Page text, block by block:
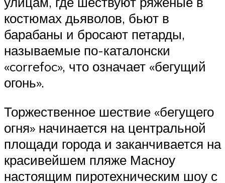
костюмах дьяволов, бьют в
барабаны и бросают петарды,
называемые по-каталонски
«correfoc», что означает «бегущий
огонь».
Торжественное шествие «бегущего
огня» начинается на центральной
площади города и заканчивается на
красивейшем пляже Масноу
настоящим пиротехническим шоу с